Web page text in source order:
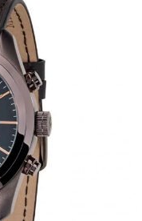
pasji do
firmy Maserati jest
każdego
niezwiązana z branżą
sportowych